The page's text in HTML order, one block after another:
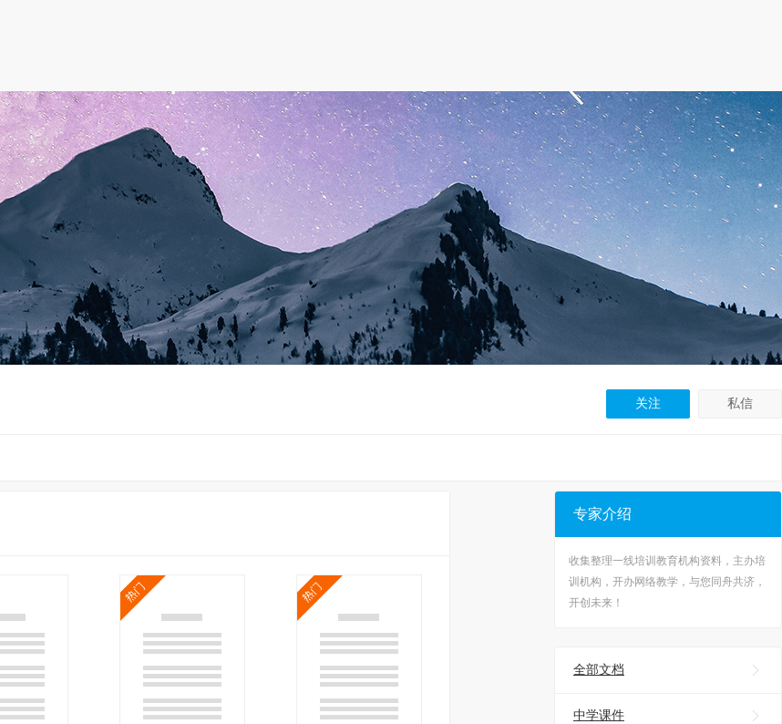
关注 私信
专家介绍
收集整理一线培训教育机构资料，主办培
训机构，开办网络教学，与您同舟共济，
开创未来！

全部文档

中学课件